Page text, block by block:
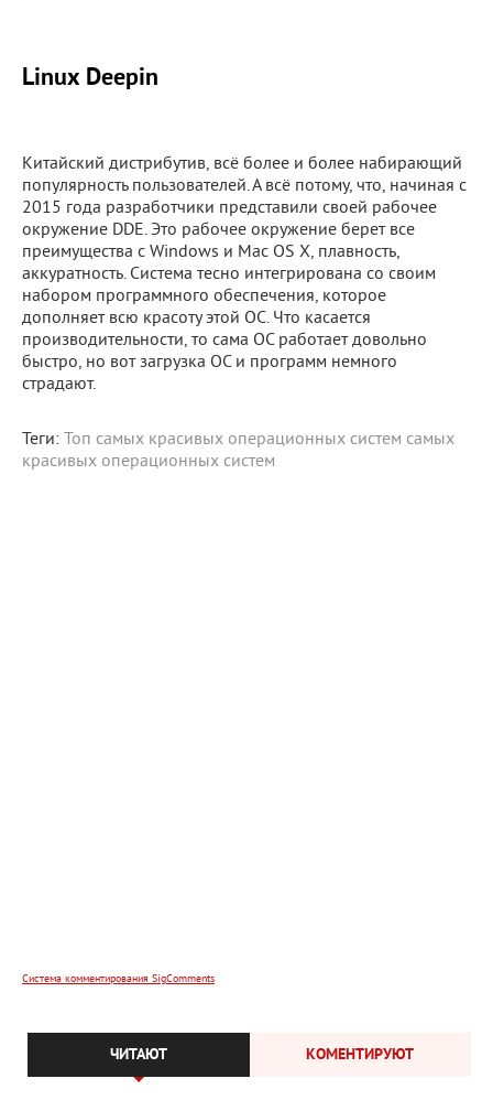
Linux Deepin
Китайский дистрибутив, всё более и более набирающий
популярность пользователей. А всё потому, что, начиная с
2015 года разработчики представили своей рабочее
окружение DDE. Это рабочее окружение берет все
преимущества с Windows и Mac OS X, плавность,
аккуратность. Система тесно интегрирована со своим
набором программного обеспечения, которое
дополняет всю красоту этой ОС. Что касается
производительности, то сама ОС работает довольно
быстро, но вот загрузка ОС и программ немного
страдают.
Теги: Топ самых красивых операционных систем самых
красивых операционных систем
Система комментирования SigComments
ЧИТАЮТ КОМЕНТИРУЮТ